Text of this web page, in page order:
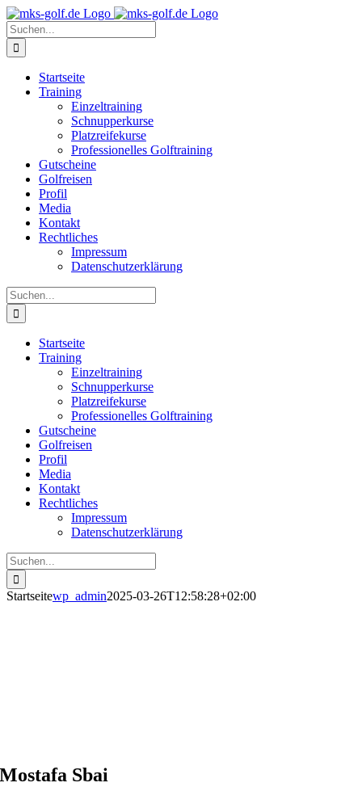
Zum
Inhalt
springen
Suche
nach:
Startseite
Training
Einzeltraining
Schnupperkurse
Platzreifekurse
Professionelles Golftraining
Gutscheine
Golfreisen
Profil
Media
Kontakt
Rechtliches
Impressum
Datenschutzerklärung
Suche
nach:
Startseite
Training
Einzeltraining
Schnupperkurse
Platzreifekurse
Professionelles Golftraining
Gutscheine
Golfreisen
Profil
Media
Kontakt
Rechtliches
Impressum
Datenschutzerklärung
Suche
nach:
Startseitewp_admin2025-03-26T12:58:28+02:00
Mostafa Sbai